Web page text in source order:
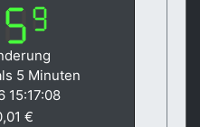
5 Minuten
15:17:08
€